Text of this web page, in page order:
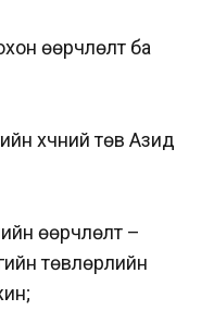
өөрчлөлт ба
хүчний төв Азид
өөрчлөлт –
төвлөрлийн